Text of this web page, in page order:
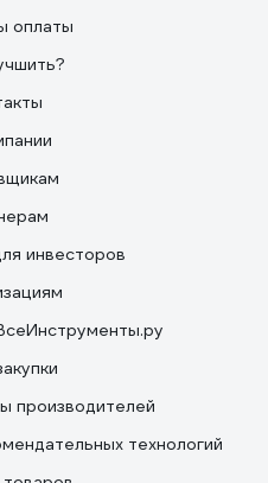
оплаты
инвесторов
производителей
технологий